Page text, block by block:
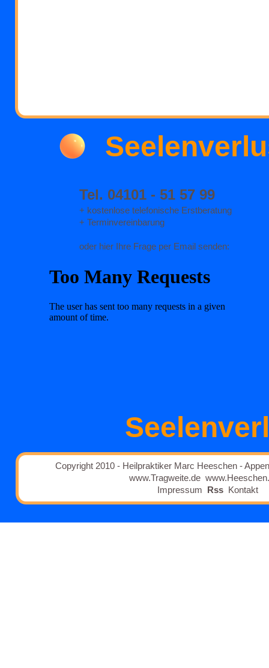
Copyright 2010 - Heilpraktiker Marc Heeschen -
www.Tragweite.de
Impressum Rss Kontakt